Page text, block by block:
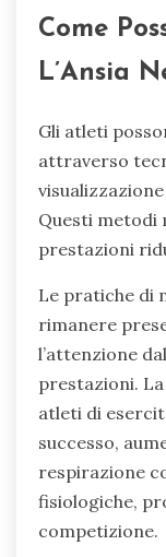
Come
L’Ansia
Gli atleti
attraverso
Questi metodi
prestazioni
Le pratiche di
rimanere
l’attenzione
prestazioni.
atleti di
successo,
respirazione
fisiologiche,
competizione.